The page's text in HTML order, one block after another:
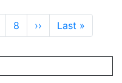
8 ›› Next page
Last »